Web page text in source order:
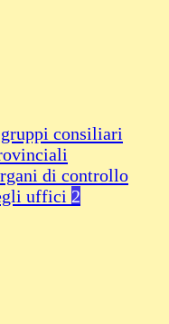
consiliari
di controllo
uffici 2